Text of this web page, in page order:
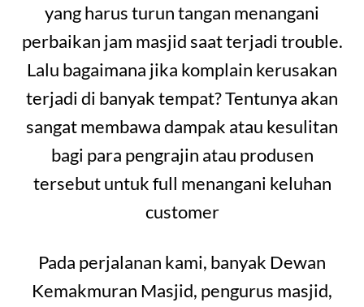
yang harus turun tangan menangani
perbaikan jam masjid saat terjadi trouble.
Lalu bagaimana jika komplain kerusakan
terjadi di banyak tempat? Tentunya akan
sangat membawa dampak atau kesulitan
bagi para pengrajin atau produsen
tersebut untuk full menangani keluhan
customer
Pada perjalanan kami, banyak Dewan
Kemakmuran Masjid, pengurus masjid,